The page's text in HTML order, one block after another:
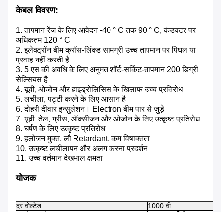
केबल विवरण:
1. तापमान रेंज के लिए आवेदन -40 ° C तक 90 ° C, कंडक्टर पर
अधिकतम 120 ° C
2. इलेक्ट्रॉन बीम क्रॉस-लिंक्ड सामग्री उच्च तापमान पर पिघल या
प्रवाह नहीं करती है
3. 5 एस की अवधि के लिए अनुमत शॉर्ट-सर्किट-तापमान 200 डिग्री
सेल्सियस है
4. यूवी, ओजोन और हाइड्रोलिसिस के खिलाफ उच्च प्रतिरोध
5. लचीला, पट्टी करने के लिए आसान है
6. दोहरी दीवार इन्सुलेशन। Electron बीम पार से जुड़े
7. यूवी, तेल, ग्रीस, ऑक्सीजन और ओजोन के लिए उत्कृष्ट प्रतिरोध
8. घर्षण के लिए उत्कृष्ट प्रतिरोध
9. हलोजन मुक्त, लौ Retardant, कम विषाक्तता
10. उत्कृष्ट लचीलापन और अलग करना प्रदर्शन
11. उच्च वर्तमान देखभाल क्षमता
योजक
दर वोल्टेज:
1000 वी